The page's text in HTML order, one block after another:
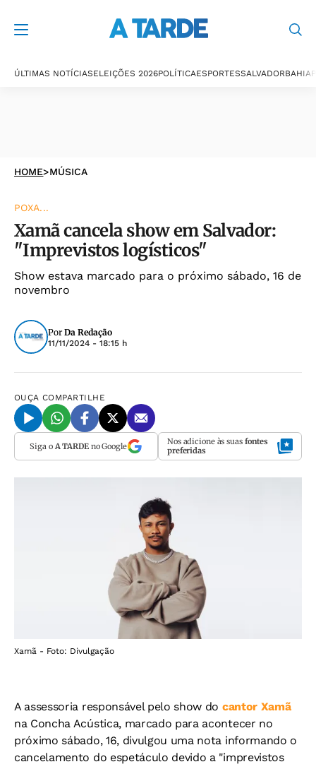
ÚLTIMAS NOTÍCIASELEIÇÕES 2026POLÍTICAESPORTESSALVADORBAHIA
HOME>MÚSICA
POXA...
Xamã cancela show em Salvador:
"Imprevistos logísticos"
Show estava marcado para o próximo sábado, 16 de
novembro
Por Da Redação
11/11/2024 - 18:15 h
OUÇA COMPARTILHE
Siga o A TARDEno Google Nos adicione às suas fontes
preferidas
Xamã - Foto: Divulgação
A assessoria responsável pelo show do cantor Xamã
na Concha Acústica, marcado para acontecer no
próximo sábado, 16, divulgou uma nota informando o
cancelamento do espetáculo devido a "imprevistos